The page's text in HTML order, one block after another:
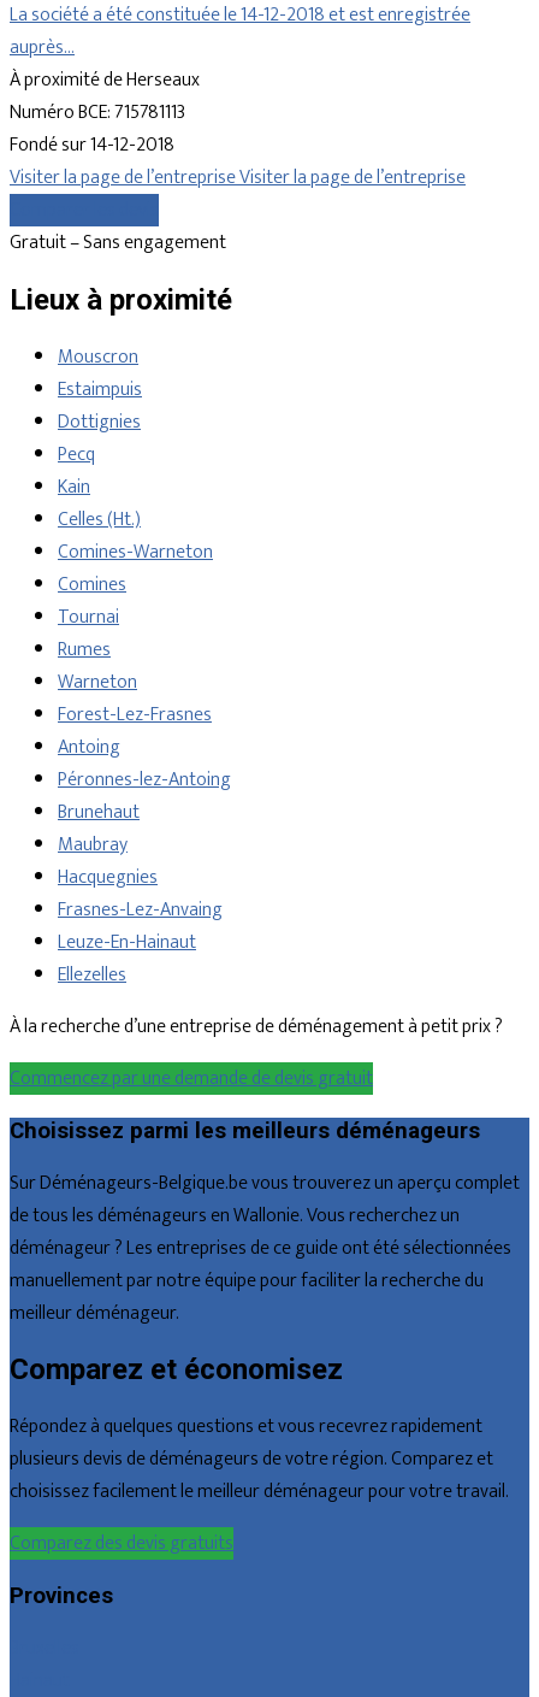
La société a été constituée le 14-12-2018 et est enregistrée
auprès…
À proximité de Herseaux
Numéro BCE: 715781113
Fondé sur 14-12-2018
Visiter la page de l’entrepriseVisiter la page de l’entreprise
Gratuit – Sans engagement
Lieux à proximité
Mouscron
Estaimpuis
Dottignies
Pecq
Kain
Celles (Ht.)
Comines-Warneton
Comines
Tournai
Rumes
Warneton
Forest-Lez-Frasnes
Antoing
Péronnes-lez-Antoing
Brunehaut
Maubray
Hacquegnies
Frasnes-Lez-Anvaing
Leuze-En-Hainaut
Ellezelles
À la recherche d’une entreprise de déménagement à petit prix ?
Commencez par une demande de devis gratuit
Choisissez parmi les meilleurs déménageurs
Sur Déménageurs-Belgique.be vous trouverez un aperçu complet
de tous les déménageurs en Wallonie. Vous recherchez un
déménageur ? Les entreprises de ce guide ont été sélectionnées
manuellement par notre équipe pour faciliter la recherche du
meilleur déménageur.
Comparez et économisez
Répondez à quelques questions et vous recevrez rapidement
plusieurs devis de déménageurs de votre région. Comparez et
choisissez facilement le meilleur déménageur pour votre travail.
Comparez des devis gratuits
Provinces